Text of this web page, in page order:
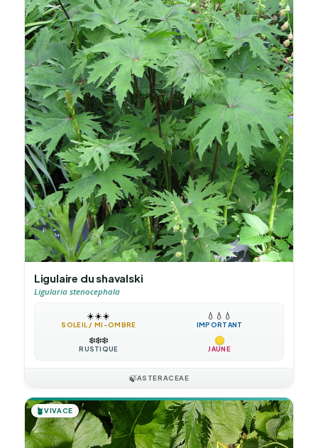
Ligulaire du shavalski
Ligularia stenocephala
☀️☀️☀️
SOLEIL / MI-OMBRE
💧 💧 💧
IMPORTANT
❄️❄️❄️
RUSTIQUE JAUNE
🍃ASTERACEAE
🪴VIVACE